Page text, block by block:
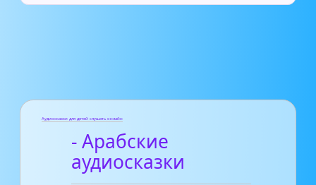
Аудиосказки для детей слушать онлайн
- Арабские
аудиосказки